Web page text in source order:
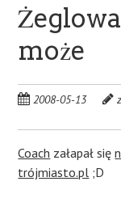
może
2008-05-13
Coach załapał się
trójmiasto.pl ;D